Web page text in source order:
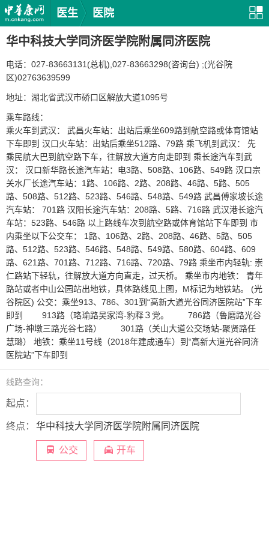
医生 医院
华中科技大学同济医学院附属同济医院
电话：027-83663131(总机),027-83663298(咨询台) ;(光谷院
区)02763639599
地址：湖北省武汉市硚口区解放大道1095号
乘车路线：
乘火车到武汉： 武昌火车站：出站后乘坐609路到航空路或体育馆站
下车即到 汉口火车站：出站后乘坐512路、79路 乘飞机到武汉： 先
乘民航大巴到航空路下车，往解放大道方向走即到 乘长途汽车到武
汉： 汉口新华路长途汽车站：电3路、508路、106路、549路 汉口宗
关水厂长途汽车站：1路、106路、2路、208路、46路、5路、505
路、508路、512路、523路、546路、548路、549路 武昌傅家坡长途
汽车站： 701路 汉阳长途汽车站：208路、5路、716路 武汉港长途汽
车站：523路、546路 以上路线车次到航空路或体育馆站下车即到 市
内乘坐以下公交车： 1路、106路、2路、208路、46路、5路、505
路、512路、523路、546路、548路、549路、580路、604路、609
路、621路、701路、712路、716路、720路、79路 乘坐市内轻轨: 崇
仁路站下轻轨，往解放大道方向直走，过天桥。 乘坐市内地铁： 青年
路站或者中山公园站出地铁，具体路线见上图，M标记为地铁站。 (光
谷院区) 公交：乘坐913、786、301到“高新大道光谷同济医院站”下车
即到 913路（珞瑜路吴家湾-豹释３党。 786路（鲁磨路光谷
广场-神墩三路光谷七路） 301路（关山大道公交场站-聚贤路任
慧璐） 地铁：乘坐11号线（2018年建成通车）到“高新大道光谷同济
医院站”下车即到
线路查询：
起点：
终点： 华中科技大学同济医学院附属同济医院
公交 开车